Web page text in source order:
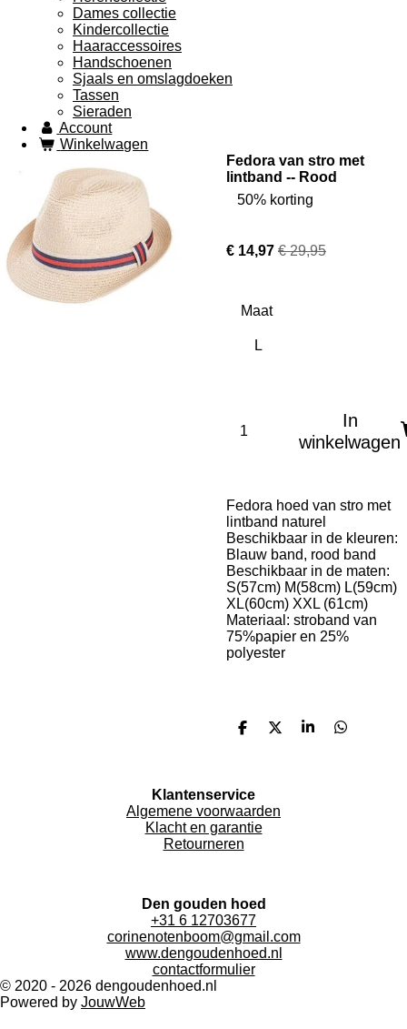
Dames collectie
Kindercollectie
Haaraccessoires
Handschoenen
Sjaals en omslagdoeken
Tassen
Sieraden
Account
Winkelwagen
Fedora van stro met
lintband -- Rood
50% korting
€ 14,97 € 29,95
Maat
In
winkelwagen
Fedora hoed van stro met
lintband naturel
Beschikbaar in de kleuren:
Blauw band, rood band
Beschikbaar in de maten:
S(57cm) M(58cm) L(59cm)
XL(60cm) XXL (61cm)
Materiaal: stroband van
75%papier en 25%
polyester
D
n
D
S
D
Klantenservice
Algemene voorwaarden
Klacht en garantie
Retourneren
Den gouden hoed
+31 6 12703677
corinenotenboom@gmail.com
www.dengoudenhoed.nl
contactformulier
© 2020 - 2026 dengoudenhoed.nl
Powered by JouwWeb